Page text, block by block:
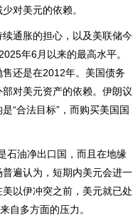
对美元的依赖。
通胀的担心，以及美联储今
年6月以来的最高水平。
还是在2012年。美国债务
对美元资产的依赖。伊朗议
“合法目标”，而购买美国国
油净出口国，而且在地缘
遍认为，短期内美元会进一
以伊冲突之前，美元就已处
自多方面的压力。